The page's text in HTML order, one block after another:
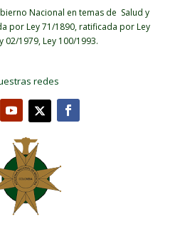
Nacional en temas de Salud y
por Ley 71/1890, ratificada por Ley
02/1979, Ley 100/1993.
redes